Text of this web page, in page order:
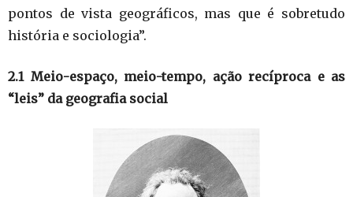
pontos de vista geográficos, mas que é sobretudo
história e sociologia”.
2.1 Meio-espaço, meio-tempo, ação recíproca e as
“leis” da geografia social